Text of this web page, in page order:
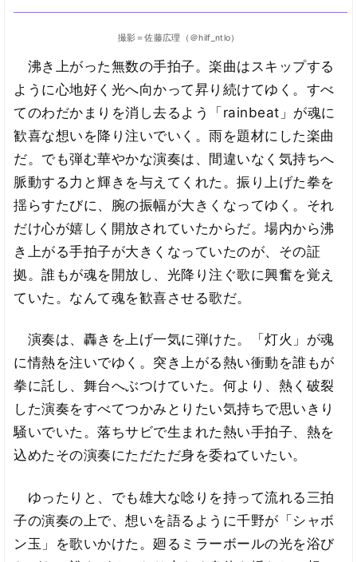
撮影＝佐藤広理（＠hilf_ntlo）
沸き上がった無数の手拍子。楽曲はスキップする
ように心地好く光へ向かって昇り続けてゆく。すべ
てのわだかまりを消し去るよう「rainbeat」が魂に
歓喜な想いを降り注いでいく。雨を題材にした楽曲
だ。でも弾む華やかな演奏は、間違いなく気持ちへ
脈動する力と輝きを与えてくれた。振り上げた拳を
揺らすたびに、腕の振幅が大きくなってゆく。それ
だけ心が嬉しく開放されていたからだ。場内から沸
き上がる手拍子が大きくなっていたのが、その証
拠。誰もが魂を開放し、光降り注ぐ歌に興奮を覚え
ていた。なんて魂を歓喜させる歌だ。
演奏は、轟きを上げ一気に弾けた。「灯火」が魂
に情熱を注いでゆく。突き上がる熱い衝動を誰もが
拳に託し、舞台へぶつけていた。何より、熱く破裂
した演奏をすべてつかみとりたい気持ちで思いきり
騒いでいた。落ちサビで生まれた熱い手拍子、熱を
込めたその演奏にただただ身を委ねていたい。
ゆったりと、でも雄大な唸りを持って流れる三拍
子の演奏の上で、想いを語るように千野が「シャボ
ン玉」を歌いかけた。廻るミラーボールの光を浴び